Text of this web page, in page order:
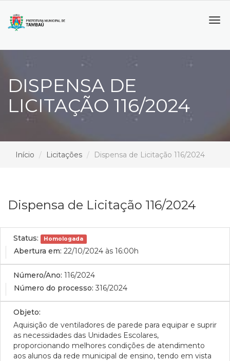
DISPENSA DE
LICITAÇÃO 116/2024
Início Licitações Dispensa de Licitação 116/2024
Dispensa de Licitação 116/2024
Status: Homologada
Abertura em: 22/10/2024 às 16:00h
Número/Ano: 116/2024
Número do processo: 316/2024
Objeto:
Aquisição de ventiladores de parede para equipar e suprir
as necessidades das Unidades Escolares,
proporcionando melhores condições de atendimento
aos alunos da rede municipal de ensino, tendo em vista